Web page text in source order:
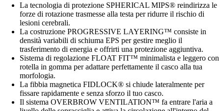
La tecnologia di protezione SPHERICAL MIPS® reindirizza le
forze di rotazione trasmesse alla testa per ridurre il rischio di
lesioni cerebrali.
La costruzione PROGRESSIVE LAYERING™ consiste in
densità variabili di schiuma EPS per gestire meglio il
trasferimento di energia e offrirti una protezione aggiuntiva.
Sistema di regolazione FLOAT FIT™ minimalista e leggero con
rotella in gomma per adattare perfettamente il casco alla tua
morfologia.
La fibbia magnetica FIDLOCK® si chiude lateralmente per
fissare rapidamente e senza sforzo il tuo casco.
Il sistema OVERBROW VENTILATION™ fa entrare l'aria a